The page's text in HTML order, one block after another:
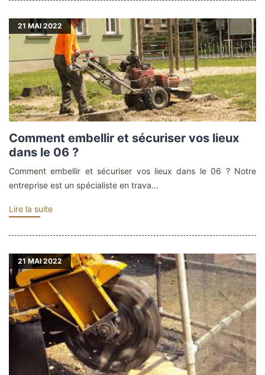
21 MAI 2022
Comment embellir et sécuriser vos lieux
dans le 06 ?
Comment embellir et sécuriser vos lieux dans le 06 ? Notre
entreprise est un spécialiste en trava...
Lire la suite
21 MAI 2022